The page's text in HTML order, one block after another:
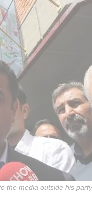
the media outside his